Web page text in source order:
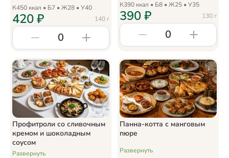
К450 ккал • Б7 • Ж28 • У40
140 г
420₽
0
К390 ккал • Б8 • Ж25 • У35
130 г
390₽
0
Профитроли со сливочным
кремом и шоколадным
соусом
Развернуть
Панна-котта с манговым
пюре
Развернуть